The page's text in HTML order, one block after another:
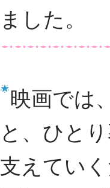
ました。
映画では
と、ひと
支えてい